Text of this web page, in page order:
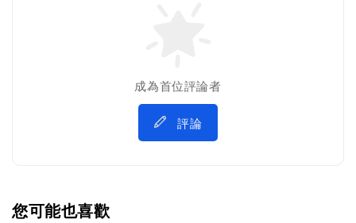
成為首位評論者
評論
您可能也喜歡